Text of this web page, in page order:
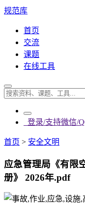
规范库
首页
交流
课题
在线工具
登录/支持微信/
首页 > 安全文明
应急管理局《有限
册》 2026年.pdf